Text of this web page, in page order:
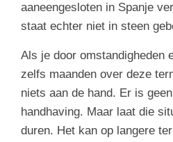
aaneengesloten in Spanje
staat echter niet in steen
Als je door omstandigheden
zelfs maanden over deze
niets aan de hand. Er is
handhaving. Maar laat die
duren. Het kan op langere